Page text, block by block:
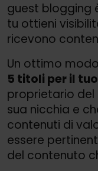
guest blogging
tu ottieni
ricevono
Un ottimo
5 titoli per il
proprietario
sua nicchia e
contenuti di
essere
del contenuto